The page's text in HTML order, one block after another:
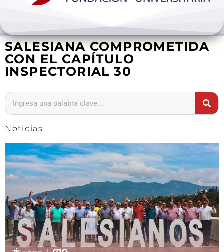
Internacionalización
Investigación
Extension y desarrollo
SALESIANA COMPROMETIDA
CON EL CAPÍTULO
INSPECTORIAL 30
Noticias